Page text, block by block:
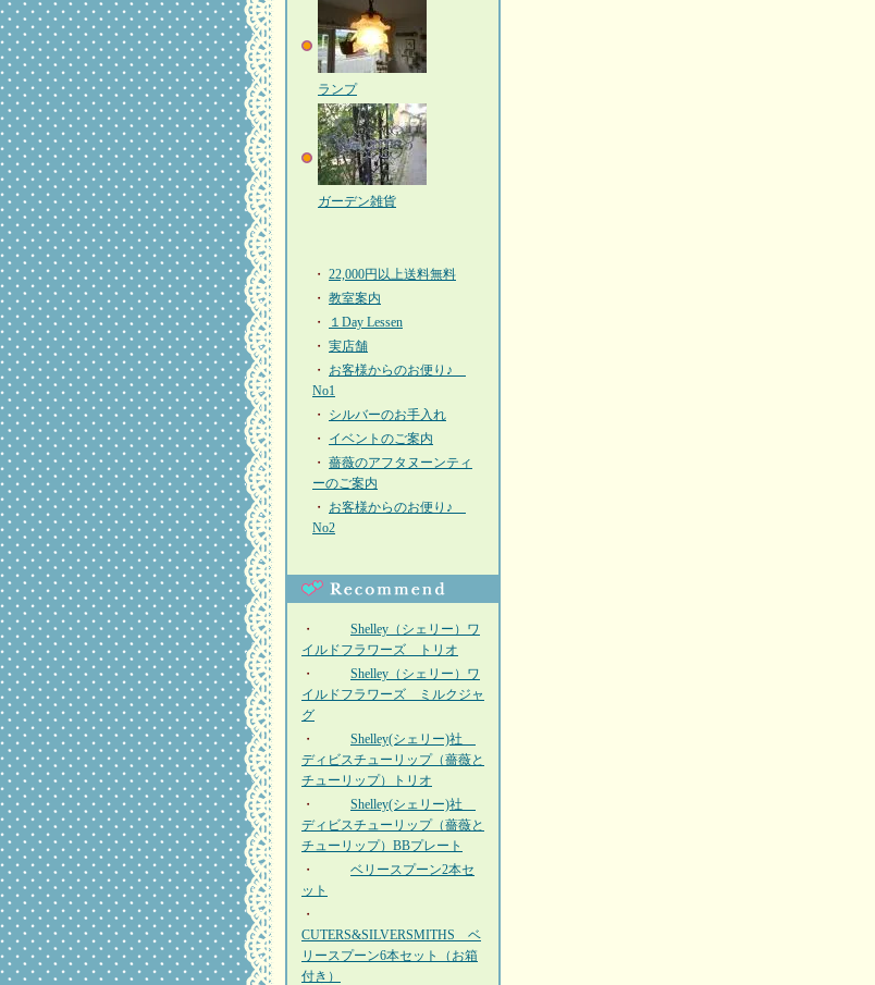
ランプ
ガーデン雑貨
・ 22,000円以上送料無料
・ 教室案内
・
１Day Lessen
・ 実店舗
・ お客様からのお便り♪
No1
・ シルバーのお手入れ
・ イベントのご案内
・ 薔薇のアフタヌーンティ
ーのご案内
・ お客様からのお便り♪
No2
・
Shelley（シェリー）ワ
イルドフラワーズ トリオ
・
Shelley（シェリー）ワ
イルドフラワーズ ミルクジャ
グ
・
Shelley(シェリー)社
ディビスチューリップ（薔薇と
チューリップ）トリオ
・
Shelley(シェリー)社
ディビスチューリップ（薔薇と
チューリップ）BBプレート
・
ベリースプーン2本セ
ット
・
CUTERS&SILVERSMITHS ベ
リースプーン6本セット（お箱
付き）